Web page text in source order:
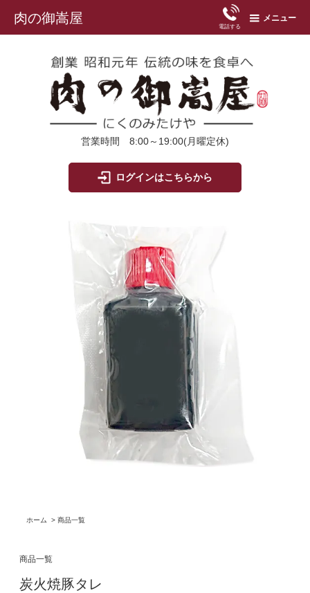
肉の御嵩屋
電話する
メニュー
営業時間 8:00～19:00(月曜定休)
ログインはこちらから
ホーム > 商品一覧
商品一覧
炭火焼豚タレ